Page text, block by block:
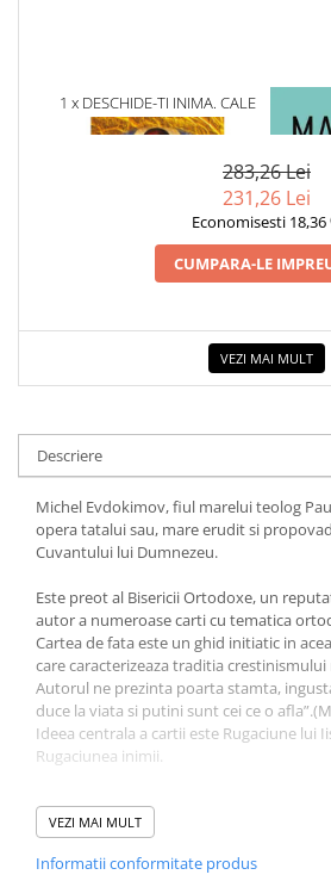
1 x DESCHIDE-TI INIMA. CALE
SPRE INDUHOVNICIRE
1 x
283,26 Lei
231,26 Lei
Economisesti 18,36
CUMPARA-LE
VEZI MAI MULT
Descriere
Michel Evdokimov, fiul marelui teolog
opera tatalui sau, mare erudit si
Cuvantului lui Dumnezeu.
Este preot al Bisericii Ortodoxe, un
autor a numeroase carti cu tematica
Cartea de fata este un ghid initiatic in
care caracterizeaza traditia crestinismului
Autorul ne prezinta poarta stamta,
duce la viata si putini sunt cei ce o
Ideea centrala a cartii este Rugaciune lui
Rugaciunea inimii.
A te ruga neincetat inseamna a te linisti, a-
a dobandi astfel adevarata pocainta si a
Toate traditiile crestine au multe lucruri de
VEZI MAI MULT
Informatii conformitate produs